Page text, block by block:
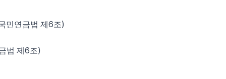
민연금법 제6조)
법 제6조)